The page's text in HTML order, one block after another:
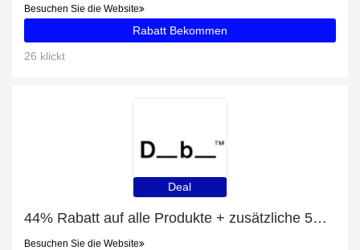
Besuchen Sie die Website
Rabatt Bekommen
26 klickt
Deal
44% Rabatt auf alle Produkte + zusätzliche 5% für Ramverk Check-in Luggage Medium Green Ray
Besuchen Sie die Website